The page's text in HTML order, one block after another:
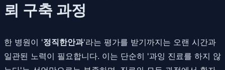
뢰 구축 과정
한 병원이 '정직한안과'라는 평가를 받기까지는 오랜 시간과
일관된 노력이 필요합니다. 이는 단순히 '과잉 진료를 하지 않